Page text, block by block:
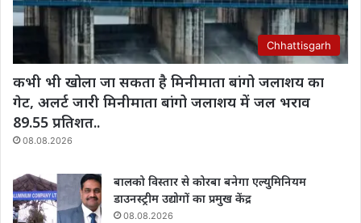
Chhattisgarh
कभी भी खोला जा सकता है मिनीमाता बांगो जलाशय का
गेट, अलर्ट जारी मिनीमाता बांगो जलाशय में जल भराव
89.55 प्रतिशत..
08.08.2026
बालको विस्तार से कोरबा बनेगा एल्युमिनियम
डाउनस्ट्रीम उद्योगों का प्रमुख केंद्र
08.08.2026